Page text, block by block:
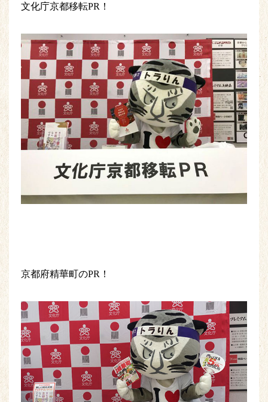
文化庁京都移転PR！
京都府精華町のPR！